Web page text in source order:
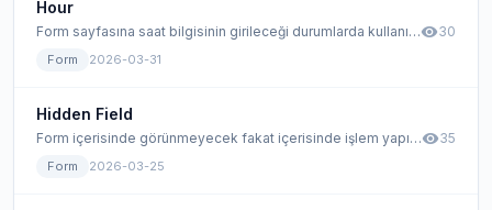
Hour
Form sayfasına saat bilgisinin girileceği durumlarda kullanılan form aracıdır. Araç Kutusundaki Görünümü Free Formdaki Görünümü Responsive Formdaki Görünümü Uyumluluk Free Form Responsive Form Mobile Hour aracının özellikleri Type(Alan Türü): Eklenilen form aracının alan türünü gösterir. Burada yer alan değer değiştirilemez. Name(Alan İsmi): Veri tabanında oluşacak olan alanın ismi yazılır. Default Name(Varsayılan Değer): Buraya girilen değer, varsayılan olarak
Form 2026-03-31
visibility30
Hidden Field
Form içerisinde görünmeyecek fakat içerisinde işlem yapılması istenilen durumlarda kullanılan form elemanıdır. Bu alan studio ekranına sürüklendikten sonra belli bir saniye ekranda görünür, ardından kaybolur.
Form 2026-03-25
visibility35